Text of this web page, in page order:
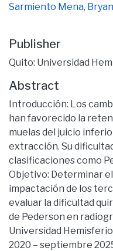
Sarmiento Mena,
Publisher
Quito: Universidad
Abstract
Introducción: Los
han favorecido la
muelas del juicio
extracción. Su
clasificaciones como
Objetivo: Determinar
impactación de los
evaluar la dificultad
de Pederson en
Universidad
2020 – septiembre